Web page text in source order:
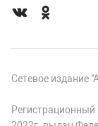
Сетевое издание